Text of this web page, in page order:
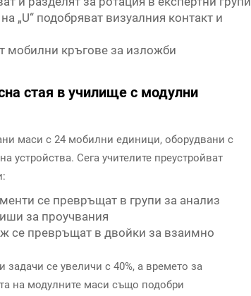
„U“ подобряват визуалния контакт и
мобилни кръгове за изложби
стая в училище с модулни
маси с 24 мобилни единици, оборудвани с
Сега учителите преустройват
се превръщат в групи за анализ
за проучвания
се превръщат в двойки за взаимно
се увеличи с 40%, а времето за
на модулните маси също подобри